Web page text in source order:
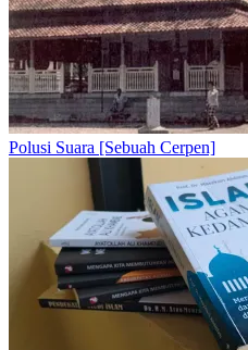
Polusi Suara [Sebuah Cerpen]